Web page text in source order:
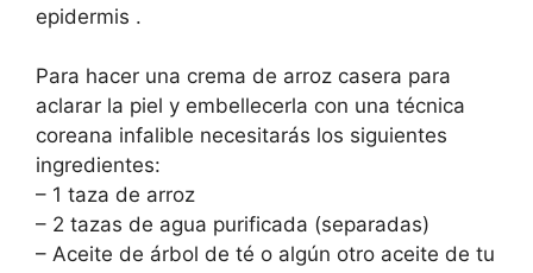
epidermis .
Para hacer una crema de arroz casera para
aclarar la piel y embellecerla con una técnica
coreana infalible necesitarás los siguientes
ingredientes:
– 1 taza de arroz
– 2 tazas de agua purificada (separadas)
– Aceite de árbol de té o algún otro aceite de tu